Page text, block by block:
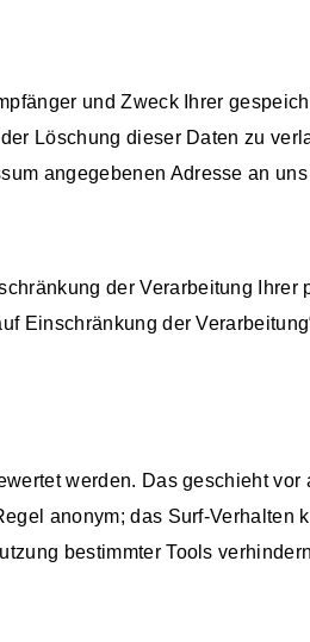
und Zweck Ihrer
Löschung dieser Daten zu
angegebenen Adresse an
der Verarbeitung
Einschränkung der
werden. Das geschieht
anonym; das Surf-Verhalten
bestimmter Tools